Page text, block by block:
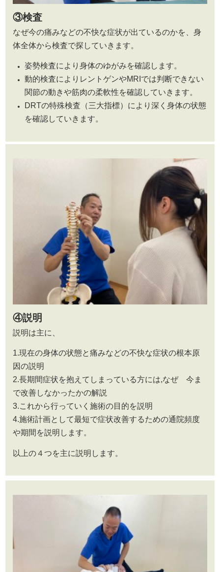
③検査
なぜ今の痛みなどの不快な症状が出ているのかを、身
体全体から検査で探していきます。
姿勢検査により身体のゆがみを確認します。
動的検査によりレントゲンやMRIでは判断できない
関節の動きや筋肉の柔軟性を確認していきます。
DRTの特殊検査（三大指標）により深く身体の状態
を確認していきます。
④説明
説明は主に、
1.現在の身体の状態と痛みなどの不快な症状の根本原
因の説明
2.長期間症状を抱えてしまっている方には,なぜ 今ま
で改善しなかったかの解説
3.これから行っていく施術の目的を説明
4.施術計画として最短で症状改善するための通院頻度
や期間を説明します。
以上の４つを主に説明します。